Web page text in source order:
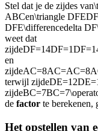
Stel dat je de zijdes van
ABCen\triangle
DFE\differencedelta
weet dat
zijde
en
zijde
terwijl zijde
zijde
de factor te berekenen,
Het opstellen van